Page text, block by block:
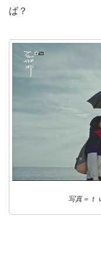
ば？
写真＝ｔ